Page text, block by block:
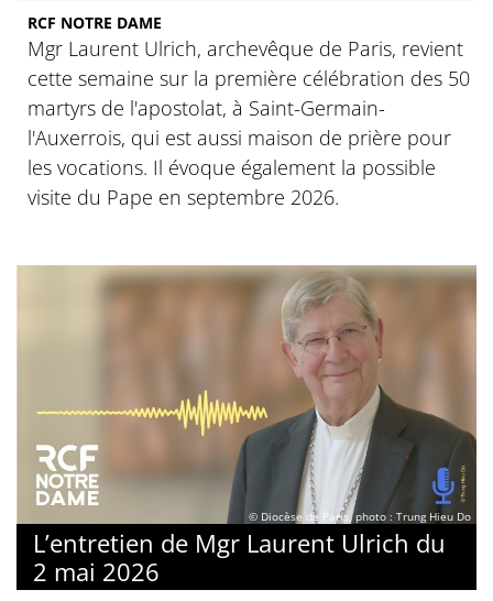
RCF NOTRE DAME
Mgr Laurent Ulrich, archevêque de Paris, revient
cette semaine sur la première célébration des 50
martyrs de l'apostolat, à Saint-Germain-
l'Auxerrois, qui est aussi maison de prière pour
les vocations. Il évoque également la possible
visite du Pape en septembre 2026.
© Diocèse de Paris, photo : Trung Hieu Do
L’entretien de Mgr Laurent Ulrich du
2 mai 2026